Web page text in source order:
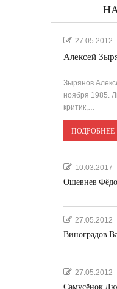
27.05.2012
Алексей
Зырянов
ноября 1985.
критик,…
ПОДРОБНЕЕ
10.03.2017
Ошевнев
27.05.2012
Виноградов
27.05.2012
Самусёнок